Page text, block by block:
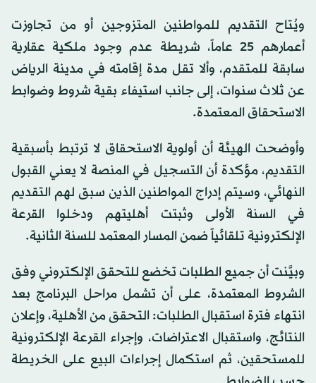
ويُتاح التقديم للمواطنين المتزوجين أو من تجاوزت
أعمارهم 25 عاماً، شريطة عدم وجود ملكية عقارية
سابقة للمتقدم، وألا تقل مدة إقامته في مدينة الرياض
عن ثلاث سنوات، إلى جانب استيفاء بقية شروط وضوابط
الاستحقاق المعتمدة.
وأوضحت الهيئة أن أولوية الاستحقاق لا ترتبط بأسبقية
التقديم، مؤكدة أن التسجيل في المنصة لا يعني القبول
النهائي، وسيتم إدراج المواطنين الذين سبق لهم التقديم
في السنة الأولى وثبتت أهليتهم ودخلوا القرعة
الإلكترونية تلقائياً ضمن المسار المعتمد للسنة الثانية.
وبيَّنت أن جميع الطلبات تخضع للتحقق الإلكتروني وفق
الشروط المعتمدة، على أن تشمل مراحل البرنامج بعد
انتهاء فترة استقبال الطلبات: التحقق من الأهلية، وإعلان
النتائج، واستقبال الاعتراضات، وإجراء القرعة الإلكترونية
للمستحقين، ثم استكمال إجراءات البيع على الخريطة